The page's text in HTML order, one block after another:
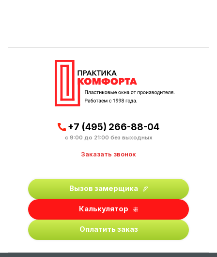
+7 (495) 266-88-04
с 9:00 до 21:00 без выходных
Заказать звонок
Вызов замерщика
Калькулятор
Оплатить заказ